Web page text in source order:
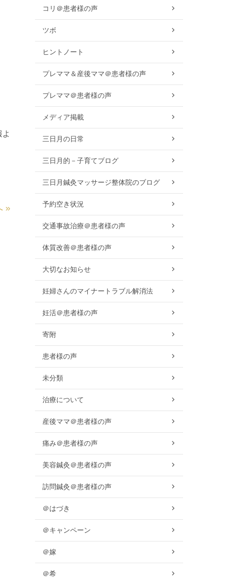
»
コリ＠患者様の声
ツボ
ヒントノート
プレママ＆産後ママ＠患者様の声
プレママ＠患者様の声
メディア掲載
三日月の日常
三日月的－子育てブログ
三日月鍼灸マッサージ整体院のブログ
予約空き状況
交通事故治療＠患者様の声
体質改善＠患者様の声
大切なお知らせ
妊婦さんのマイナートラブル解消法
妊活＠患者様の声
寄附
患者様の声
未分類
治療について
産後ママ＠患者様の声
痛み＠患者様の声
美容鍼灸＠患者様の声
訪問鍼灸＠患者様の声
＠はづき
＠キャンペーン
＠嫁
＠希